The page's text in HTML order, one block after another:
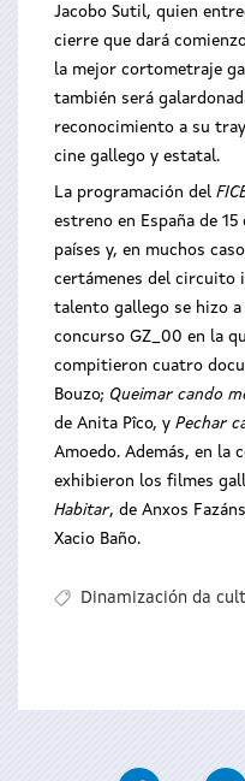
Jacobo Sutil, quien
cierre que dará
la mejor cortometraje
también será
reconocimiento a su
cine gallego y estatal.
La programación del
estreno en España de
países y, en muchos
certámenes del circuito
talento gallego se hizo
concurso GZ_00 en la
compitieron cuatro
Bouzo; Queimar cando
de Anita Pîco, y Pechar
Amoedo. Además, en la
exhibieron los filmes
Habitar, de Anxos
Xacio Baño.
Dinamización da